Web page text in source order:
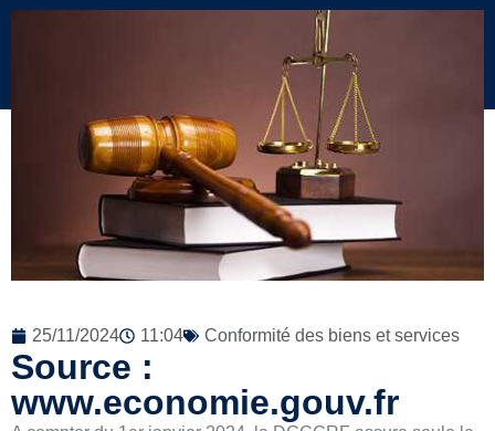
25/11/2024 11:04 Conformité des biens et services
Source :
www.economie.gouv.fr